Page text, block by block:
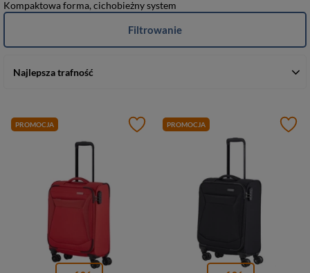
Kompaktowa forma, cichobieżny system
Najlepsza trafność
Filtrowanie
PROMOCJA PROMOCJA